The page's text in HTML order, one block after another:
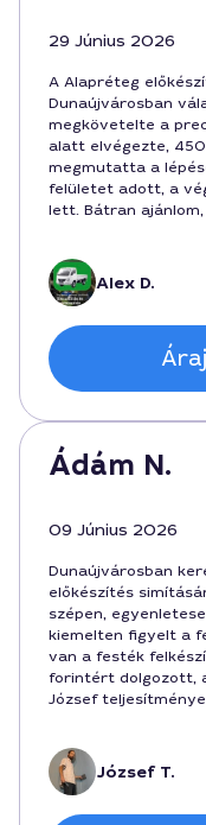
29 Június 2026
A Alapréteg
Dunaújvárosban
megkövetelte a
alatt elvégezte,
megmutatta a
felületet adott, a
lett. Bátran
Alex D.
Ádám N.
09 Június 2026
Dunaújvárosban
előkészítés
szépen,
kiemelten figyelt a
van a festék
forintért dolgozott,
József
keresi, bátran
József T.